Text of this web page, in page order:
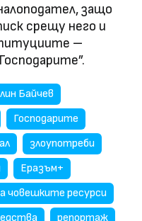
защо
срещу него и
–
Байчев
Господарите
злоупотреби
Еразъм+
човешките ресурси
репортаж